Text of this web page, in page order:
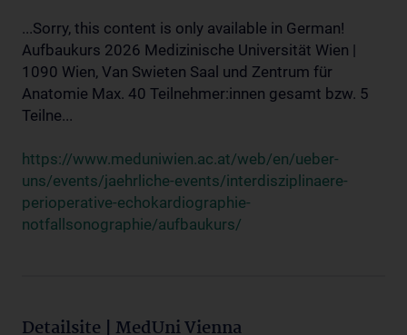
...Sorry, this content is only available in German!
Aufbaukurs 2026 Medizinische Universität Wien |
1090 Wien, Van Swieten Saal und Zentrum für
Anatomie Max. 40 Teilnehmer:innen gesamt bzw. 5
Teilne...
https://www.meduniwien.ac.at/web/en/ueber-
uns/events/jaehrliche-events/interdisziplinaere-
perioperative-echokardiographie-
notfallsonographie/aufbaukurs/
Detailsite | MedUni Vienna